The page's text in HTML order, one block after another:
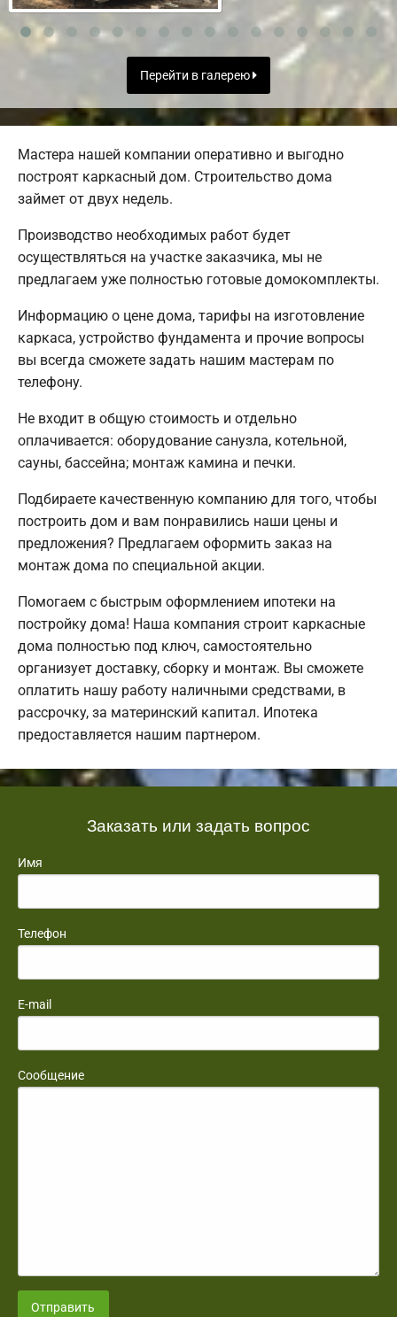
Перейти в галерею
Мастера нашей компании оперативно и выгодно
построят каркасный дом. Строительство дома
займет от двух недель.
Производство необходимых работ будет
осуществляться на участке заказчика, мы не
предлагаем уже полностью готовые домокомплекты.
Информацию о цене дома, тарифы на изготовление
каркаса, устройство фундамента и прочие вопросы
вы всегда сможете задать нашим мастерам по
телефону.
Не входит в общую стоимость и отдельно
оплачивается: оборудование санузла, котельной,
сауны, бассейна; монтаж камина и печки.
Подбираете качественную компанию для того, чтобы
построить дом и вам понравились наши цены и
предложения? Предлагаем оформить заказ на
монтаж дома по специальной акции.
Помогаем с быстрым оформлением ипотеки на
постройку дома! Наша компания строит каркасные
дома полностью под ключ, самостоятельно
организует доставку, сборку и монтаж. Вы сможете
оплатить нашу работу наличными средствами, в
рассрочку, за материнский капитал. Ипотека
предоставляется нашим партнером.
Заказать или задать вопрос
Имя
Телефон
E-mail
Сообщение
Отправить